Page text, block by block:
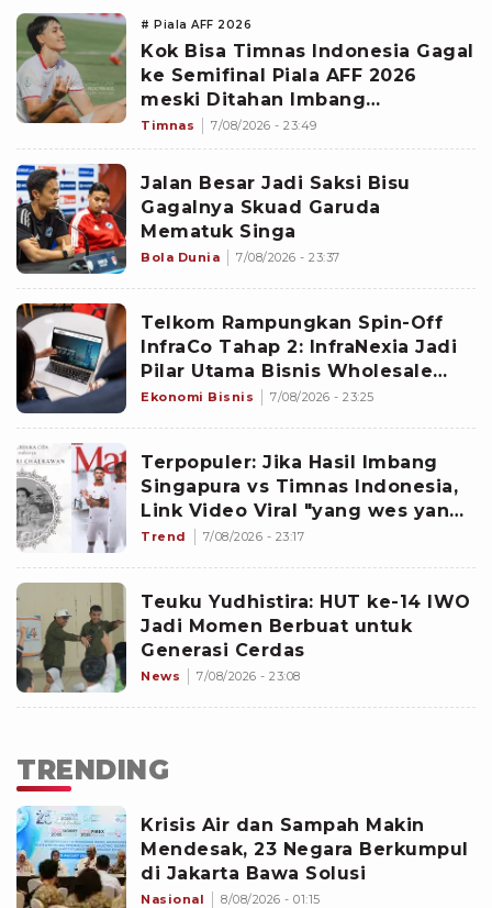
# Piala AFF 2026
Kok Bisa Timnas Indonesia Gagal
ke Semifinal Piala AFF 2026
meski Ditahan Imbang
Singapura?
Timnas 7/08/2026 - 23:49
Jalan Besar Jadi Saksi Bisu
Gagalnya Skuad Garuda
Mematuk Singa
Bola Dunia 7/08/2026 - 23:37
Telkom Rampungkan Spin-Off
InfraCo Tahap 2: InfraNexia Jadi
Pilar Utama Bisnis Wholesale
Connectivity
Ekonomi Bisnis 7/08/2026 - 23:25
Terpopuler: Jika Hasil Imbang
Singapura vs Timnas Indonesia,
Link Video Viral "yang wes yang",
hingga Dokter dan Nakes
Trend 7/08/2026 - 23:17
Teuku Yudhistira: HUT ke-14 IWO
Jadi Momen Berbuat untuk
Generasi Cerdas
News 7/08/2026 - 23:08
TRENDING
Krisis Air dan Sampah Makin
Mendesak, 23 Negara Berkumpul
di Jakarta Bawa Solusi
Nasional 8/08/2026 - 01:15